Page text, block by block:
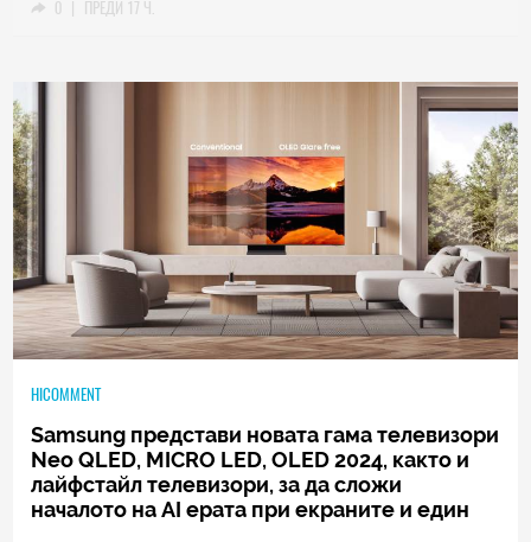
Samsung Galaxy Z Fold8 Ultra – ново име,
| 04.08.2026
HICOMMENT
Samsung представи новата гама телевизори